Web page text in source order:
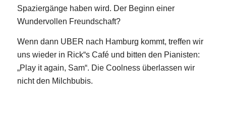
Spaziergänge haben wird. Der Beginn einer
Wundervollen Freundschaft?
Wenn dann UBER nach Hamburg kommt, treffen wir
uns wieder in Rick“s Café und bitten den Pianisten:
„Play it again, Sam“. Die Coolness überlassen wir
nicht den Milchbubis.